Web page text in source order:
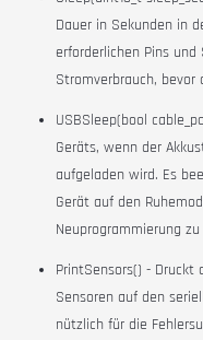
Dauer in Sekunden in
erforderlichen Pins
Stromverbrauch,
USBSleep(bool
Geräts, wenn der
aufgeladen wird. Es
Gerät auf den
Neuprogrammierung
PrintSensors() -
Sensoren auf den
nützlich für die